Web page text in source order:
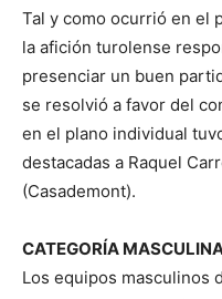
Tal y como ocurrió en el
la afición turolense
presenciar un buen
se resolvió a favor del
en el plano individual
destacadas a Raquel
(Casademont).
CATEGORÍA
Los equipos masculinos